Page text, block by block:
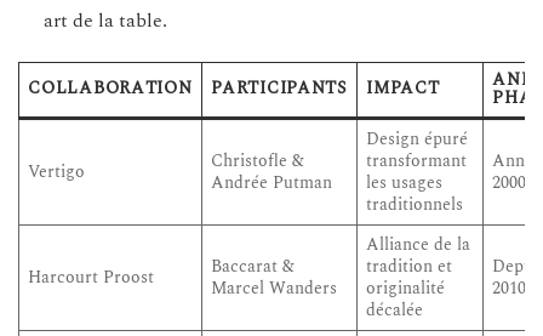
art de la table.
COLLABORATION PARTICIPANTS IMPACT
Vertigo
Christofle &
Andrée Putman
Design épuré
transformant
les usages
traditionnels
2000
Harcourt Proost
Baccarat &
Marcel Wanders
Alliance de la
tradition et
originalité
décalée
2010